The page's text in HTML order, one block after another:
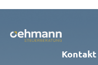
Kontakt